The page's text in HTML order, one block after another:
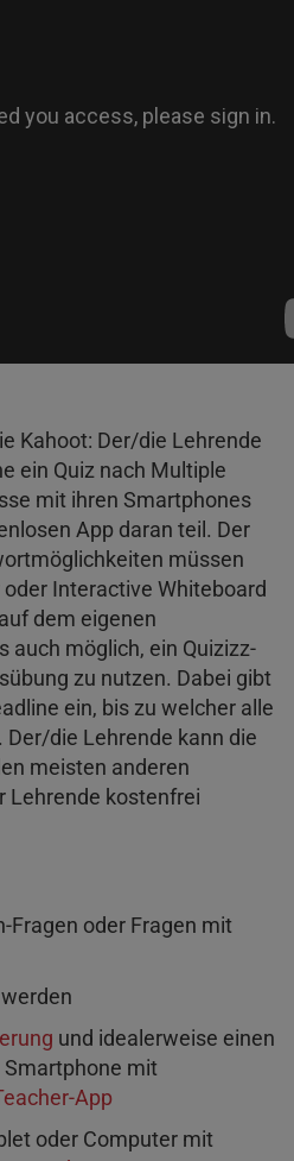
Kahoot: Der/die Lehrende
ein Quiz nach Multiple
mit ihren Smartphones
App daran teil. Der
müssen
Interactive Whiteboard
dem eigenen
auch möglich, ein Quizizz-
zu nutzen. Dabei gibt
ein, bis zu welcher alle
die Lehrende kann die
meisten anderen
Lehrende kostenfrei
Fragen oder Fragen mit
und idealerweise einen
mit
App
oder Computer mit